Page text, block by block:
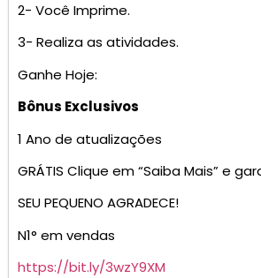
2- Você Imprime.
3- Realiza as atividades.
Ganhe Hoje:
Bônus Exclusivos
1 Ano de atualizações
GRÁTIS Clique em “Saiba Mais” e
SEU PEQUENO AGRADECE!
N1° em vendas
https://bit.ly/3wzY9XM